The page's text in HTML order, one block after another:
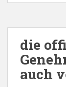
die
auch